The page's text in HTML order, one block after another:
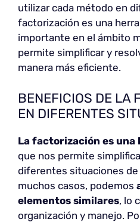
utilizar cada método en
factorización es una
importante en el ámbito
permite simplificar y
manera más eficiente.
BENEFICIOS DE LA
EN DIFERENTES
La factorización es una
que nos permite
diferentes situaciones de
muchos casos, podemos
elementos similares, lo
organización y manejo.